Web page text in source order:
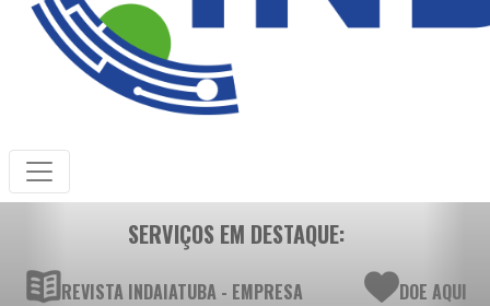
SERVIÇOS EM DESTAQUE:
REVISTA INDAIATUBA - EMPRESA DOE AQUI